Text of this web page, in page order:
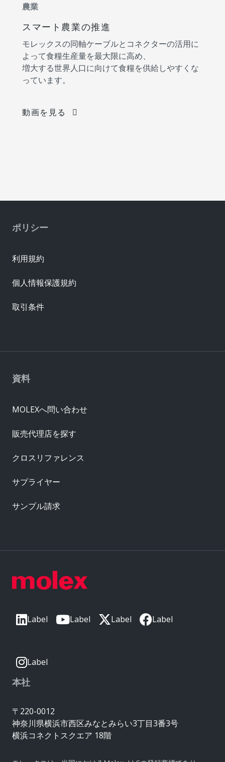
農業
スマート農業の推進
モレックスの同軸ケーブルとコネクターの活用に
よって食糧生産量を最大限に高め、
増大する世界人口に向けて食糧を供給しやすくな
っています。
動画を見る
Label Label Label Label
Label
本社
〒220-0012
神奈川県横浜市西区みなとみらい3丁目3番3号
横浜コネクトスクエア 18階
資料
MOLEXへ問い合わせ
販売代理店を探す
クロスリファレンス
サプライヤー
サンプル請求
ポリシー
利用規約
個人情報保護規約
取引条件